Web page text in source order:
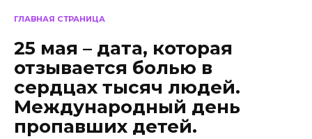
ГЛАВНАЯ СТРАНИЦА
25 мая – дата, которая
отзывается болью в
сердцах тысяч людей.
Международный день
пропавших детей.